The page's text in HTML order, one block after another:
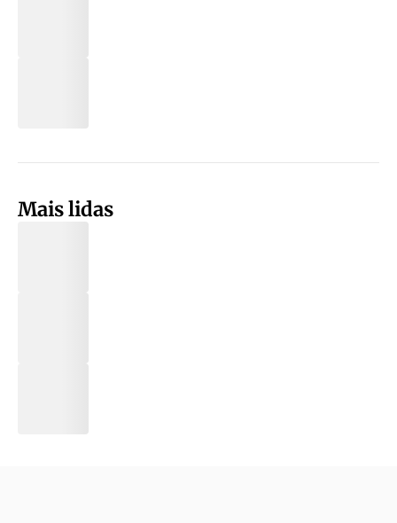
Mais lidas